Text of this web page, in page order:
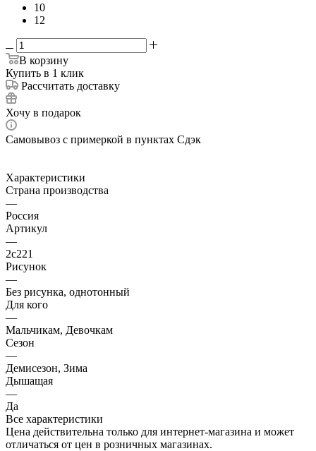
10
12
В корзину
Купить в 1 клик
Рассчитать доставку
Хочу в подарок
Самовывоз с примеркой в пунктах Сдэк
Характеристики
Страна производства
—
Россия
Артикул
—
2с221
Рисунок
—
Без рисунка, однотонный
Для кого
—
Мальчикам, Девочкам
Сезон
—
Демисезон, Зима
Дышащая
—
Да
Все характеристики
Цена действительна только для интернет-магазина и может
отличаться от цен в розничных магазинах.